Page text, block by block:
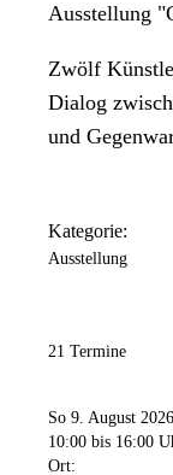
Ausstellung
Zwölf
Dialog
und
Kategorie:
Ausstellung
21 Termine
So 9. August 2026
10:00 bis 16:00
Ort: